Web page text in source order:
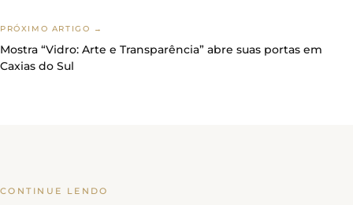
PRÓXIMO ARTIGO →
Mostra “Vidro: Arte e Transparência” abre suas portas em
Caxias do Sul
CONTINUE LENDO